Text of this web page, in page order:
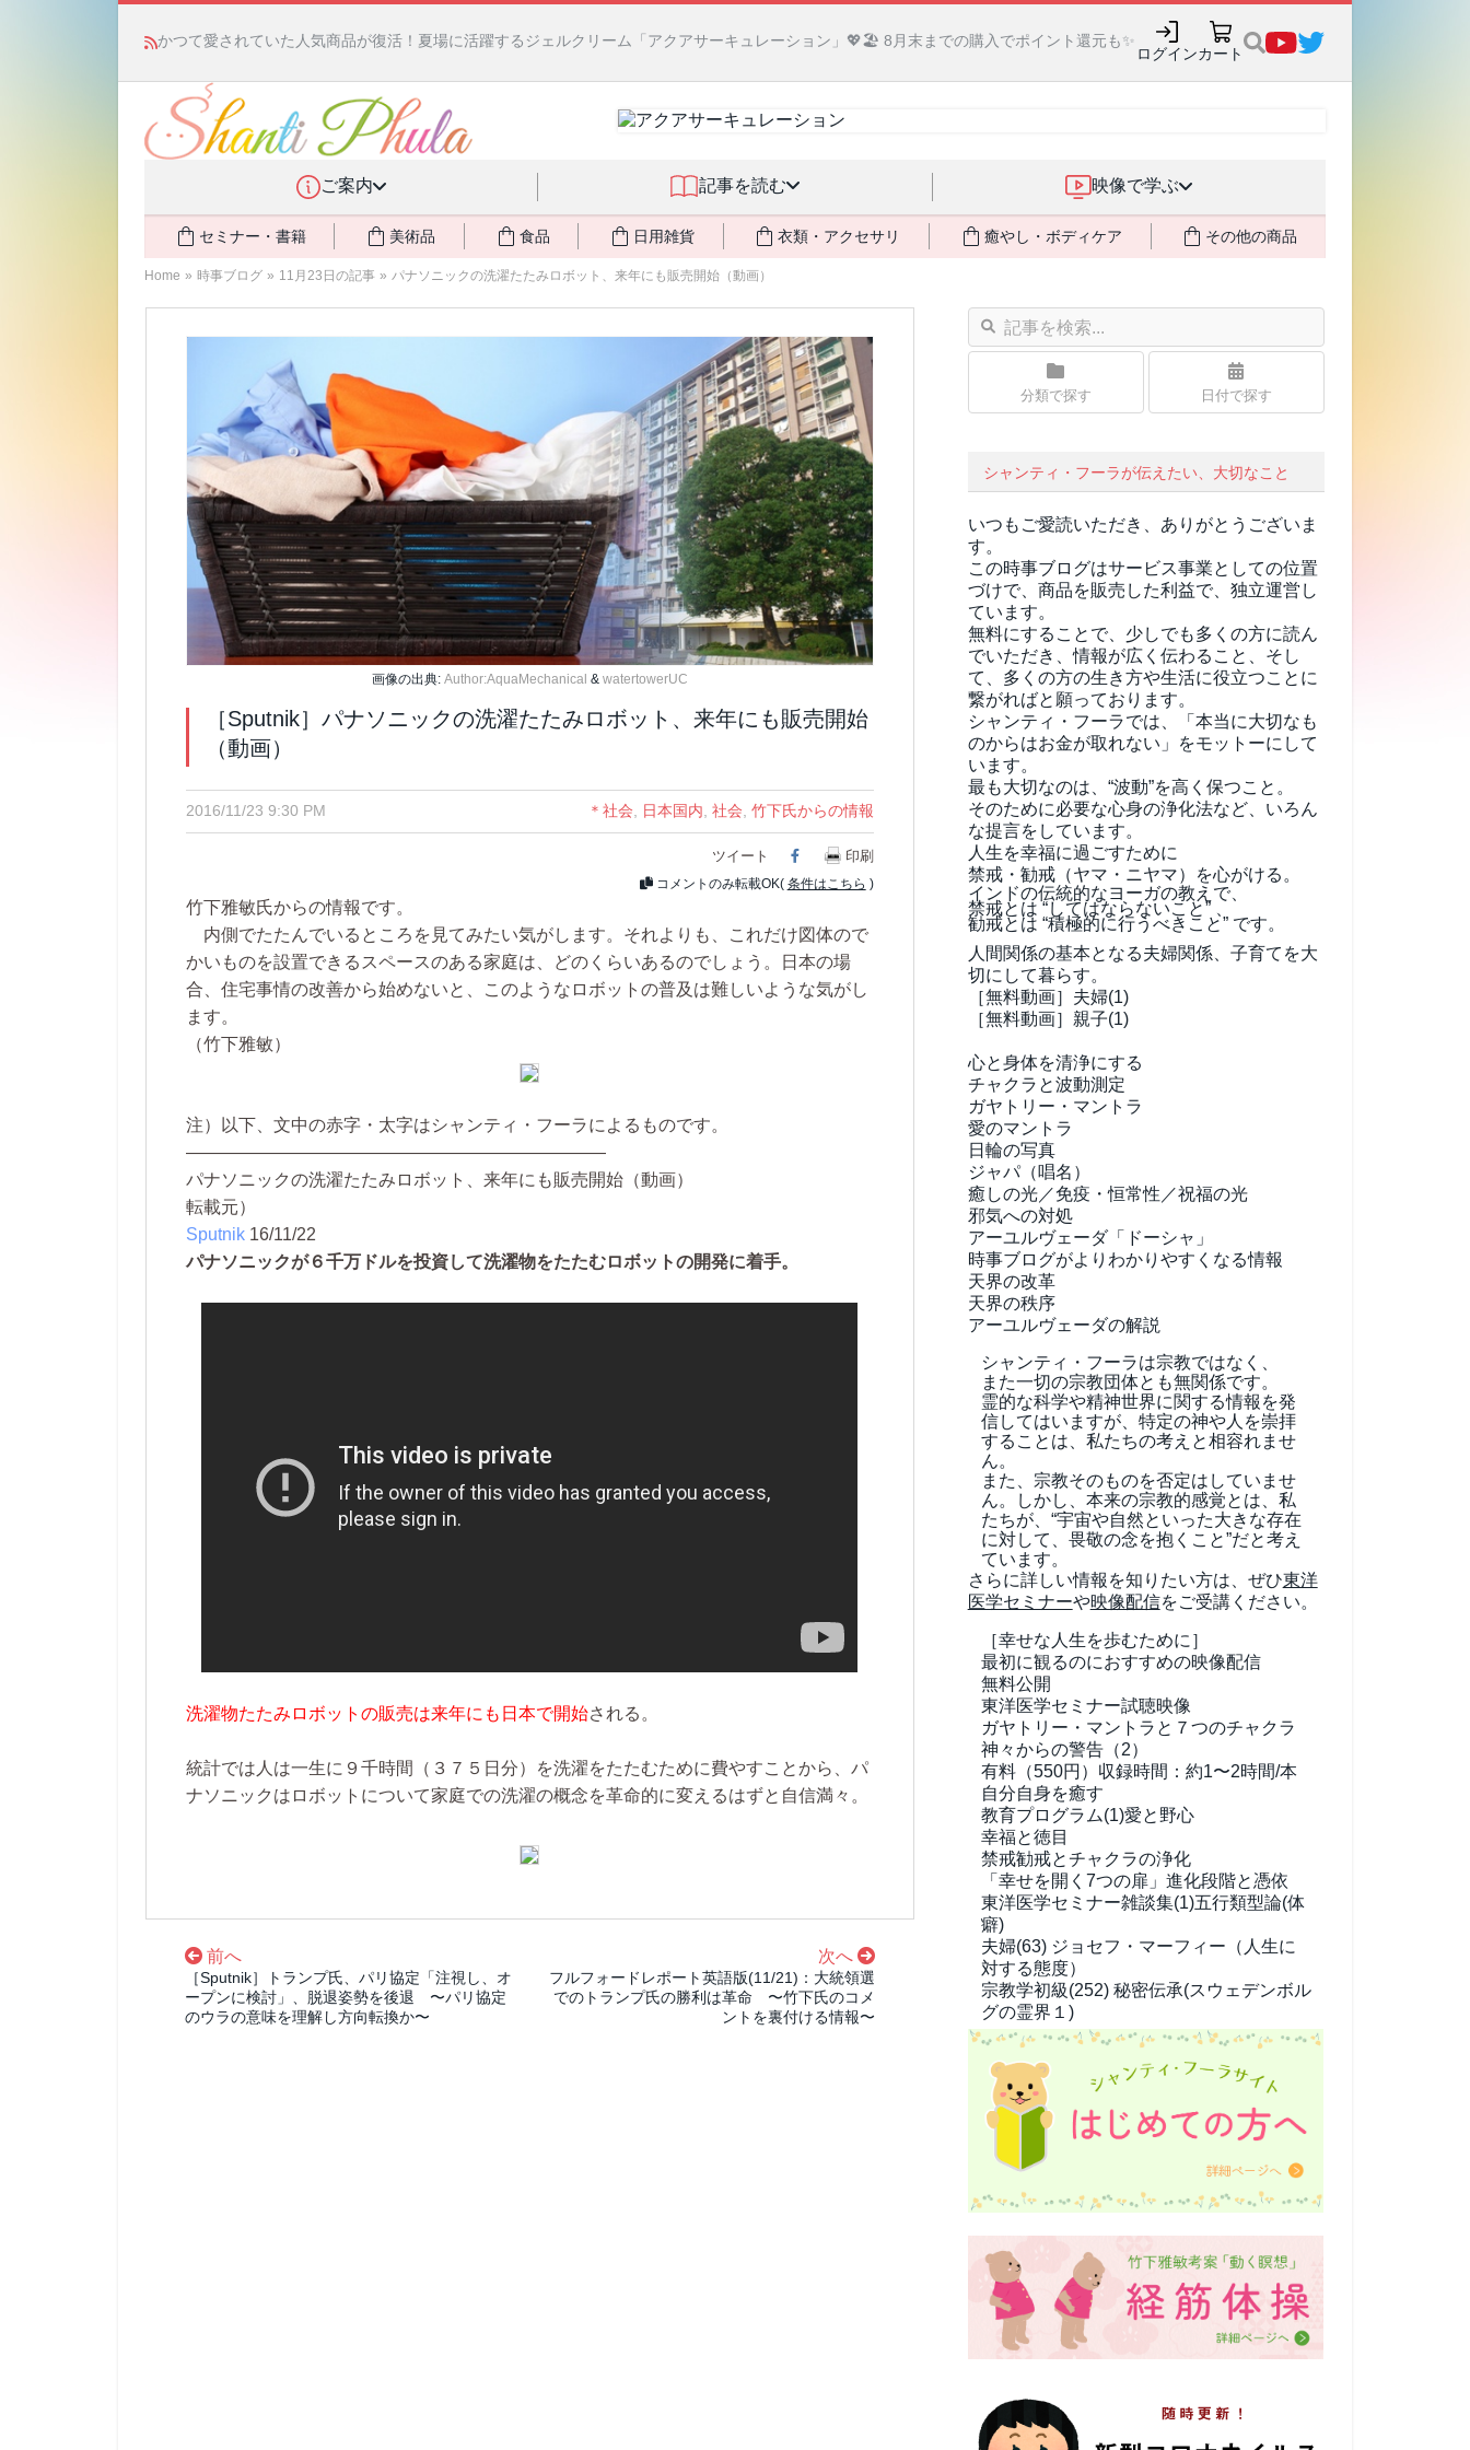
かつて愛されていた人気商品が復活！夏場に活躍するジェルクリーム「アクアサーキュレーション」💖🏖️ 8月末までの購入でポイント還元も✨
ログインカート
ご案内 記事を読む 映像で学ぶ
セミナー・書籍 美術品 食品 日用雑貨 衣類・アクセサリ 癒やし・ボディケア その他の商品
Home » 時事ブログ » 11月23日の記事 » パナソニックの洗濯たたみロボット、来年にも販売開始（動画）
画像の出典: Author:AquaMechanical & watertowerUC
［Sputnik］パナソニックの洗濯たたみロボット、来年にも販売開始
（動画）
2016/11/23 9:30 PM ＊社会 日本国内 社会 竹下氏からの情報
ツイート Facebook
印刷
コメントのみ転載OK( 条件はこちら )
竹下雅敏氏からの情報です。
内側でたたんでいるところを見てみたい気がします。それよりも、これだけ図体ので
かいものを設置できるスペースのある家庭は、どのくらいあるのでしょう。日本の場
合、住宅事情の改善から始めないと、このようなロボットの普及は難しいような気がし
ます。
（竹下雅敏）
注）以下、文中の赤字・太字はシャンティ・フーラによるものです。
――――――――――――――――――――――――
パナソニックの洗濯たたみロボット、来年にも販売開始（動画）
転載元）
Sputnik 16/11/22
パナソニックが６千万ドルを投資して洗濯物をたたむロボットの開発に着手。
洗濯物たたみロボットの販売は来年にも日本で開始される。
統計では人は一生に９千時間（３７５日分）を洗濯をたたむために費やすことから、パ
ナソニックはロボットについて家庭での洗濯の概念を革命的に変えるはずと自信満々。
前へ
［Sputnik］トランプ氏、パリ協定「注視し、オ
ープンに検討」、脱退姿勢を後退 〜パリ協定
のウラの意味を理解し方向転換か〜
次へ
フルフォードレポート英語版(11/21)：大統領選
でのトランプ氏の勝利は革命 〜竹下氏のコメ
ントを裏付ける情報〜
分類で探す 日付で探す
シャンティ・フーラが伝えたい、大切なこと
いつもご愛読いただき、ありがとうございま
す。
この時事ブログはサービス事業としての位置
づけで、商品を販売した利益で、独立運営し
ています。
無料にすることで、少しでも多くの方に読ん
でいただき、情報が広く伝わること、そし
て、 多くの方の生き方や生活に役立つことに
繋がればと願っております。
シャンティ・フーラでは、「本当に大切なも
のからはお金が取れない」をモットーにして
います。
最も大切なのは、“波動”を高く保つこと。
そのために必要な心身の浄化法など、いろん
な提言をしています。
人生を幸福に過ごすために
禁戒・勧戒（ヤマ・ニヤマ）を心がける。
インドの伝統的なヨーガの教えで、
禁戒とは “してはならないこと” 、
勧戒とは “積極的に行うべきこと” です。
人間関係の基本となる夫婦関係、子育てを大
切にして暮らす。
［無料動画］夫婦(1)
［無料動画］親子(1)
心と身体を清浄にする
チャクラと波動測定
ガヤトリー・マントラ
愛のマントラ
日輪の写真
ジャパ（唱名）
癒しの光／免疫・恒常性／祝福の光
邪気への対処
アーユルヴェーダ「ドーシャ」
時事ブログがよりわかりやすくなる情報
天界の改革
天界の秩序
アーユルヴェーダの解説
シャンティ・フーラは宗教ではなく、
また一切の宗教団体とも無関係です。
霊的な科学や精神世界に関する情報を発
信してはいますが、特定の神や人を崇拝
することは、私たちの考えと相容れませ
ん。
また、宗教そのものを否定はしていませ
ん。しかし、本来の宗教的感覚とは、私
たちが、“宇宙や自然といった大きな存在
に対して、畏敬の念を抱くこと”だと考え
ています。
さらに詳しい情報を知りたい方は、ぜひ東洋
医学セミナーや映像配信をご受講ください。
［幸せな人生を歩むために］
最初に観るのにおすすめの映像配信
無料公開
東洋医学セミナー試聴映像
ガヤトリー・マントラと７つのチャクラ
神々からの警告（2）
有料（550円） 収録時間：約1〜2時間/本
自分自身を癒す
教育プログラム(1)愛と野心
幸福と徳目
禁戒勧戒とチャクラの浄化
「幸せを開く7つの扉」進化段階と憑依
東洋医学セミナー雑談集(1)五行類型論(体
癖)
夫婦(63) ジョセフ・マーフィー（人生に
対する態度）
宗教学初級(252) 秘密伝承(スウェデンボル
グの霊界１)